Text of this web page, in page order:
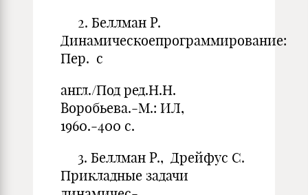
2. Беллман Р.
Динамическоепрограммирование:
Пер. с
англ./Под ред.Н.Н.
Воробьева.-М.: ИЛ,
1960.-400 с.
3. Беллман Р., Дрейфус С.
Прикладные задачи